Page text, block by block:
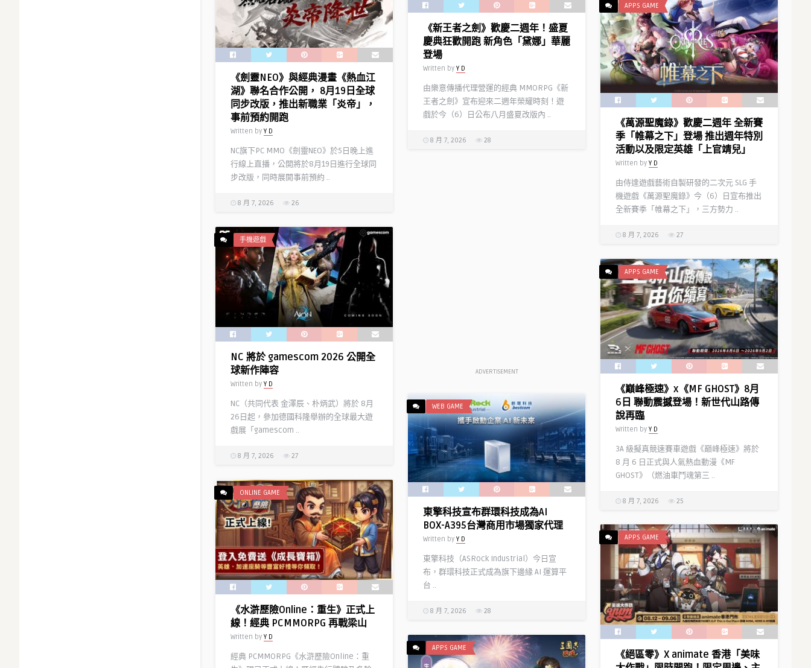
《新王者之劍》歡慶二週年！盛夏
慶典狂歡開跑 新角色「黛娜」華麗
登場
Written by Y D
由樂意傳播代理營運的經典 MMORPG《新
王者之劍》宣布迎來二週年榮耀時刻！遊
戲於今（6）日公布八月盛夏改版內 ..
8 月 7, 2026 28
《劍靈NEO》與經典漫畫《熱血江
湖》聯名合作公開， 8月19日全球
同步改版，推出新職業「炎帝」，
事前預約開跑
Written by Y D
NC旗下PC MMO《劍靈NEO》於5日晚上進
行線上直播，公開將於8月19日進行全球同
步改版，同時展開事前預約 ..
8 月 7, 2026 26
APPS GAME
《萬源聖魔錄》歡慶二週年 全新賽
季「帷幕之下」登場 推出週年特別
活動以及限定英雄「上官靖兒」
Written by Y D
由侍達遊戲藝術自製研發的二次元 SLG 手
機遊戲《萬源聖魔錄》今（6）日宣布推出
全新賽季「帷幕之下」，三方勢力 ..
8 月 7, 2026 27
ADVERTISEMENT
手機遊戲
NC 將於 gamescom 2026 公開全
球新作陣容
Written by Y D
NC（共同代表 金澤辰、朴炳武）將於 8月
26日起，參加德國科隆舉辦的全球最大遊
戲展「gamescom ..
8 月 7, 2026 27
APPS GAME
《巔峰極速》x《MF GHOST》8月
6日 聯動震撼登場！新世代山路傳
說再臨
Written by Y D
3A 級擬真競速賽車遊戲《巔峰極速》將於
8 月 6 日正式與人氣熱血動漫《MF
GHOST》（燃油車鬥魂第三 ..
8 月 7, 2026 25
WEB GAME
東擎科技宣布群環科技成為AI
BOX-A395台灣商用市場獨家代理
Written by Y D
東擎科技（ASRock Industrial）今日宣
布，群環科技正式成為旗下邊緣 AI 運算平
台 ..
8 月 7, 2026 28
ONLINE GAME
《水滸歷險Online：重生》正式上
線！經典 PCMMORPG 再戰梁山
Written by Y D
經典 PCMMORPG《水滸歷險Online：重
APPS GAME
《絕區零》X animate 香港「美味
APPS GAME